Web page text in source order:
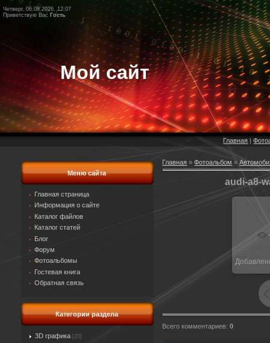
Четверг, 06.08.2026, 12:07
Приветствую Вас Гость
Мой сайт
Главная |
Меню сайта
Главная страница
Информация о сайте
Каталог файлов
Каталог статей
Блог
Форум
Фотоальбомы
Гостевая книга
Обратная связь
Категории раздела
3D графика [20]
Главная »Фотоальбом »
audi-a8-
Всего комментариев:0